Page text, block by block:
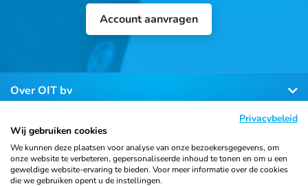
Account aanvragen
Over OIT bv
Klantenservice
Contact
Privacybeleid
Wij gebruiken cookies
We kunnen deze plaatsen voor analyse van onze bezoekersgegevens, om
onze website te verbeteren, gepersonaliseerde inhoud te tonen en om u een
geweldige website-ervaring te bieden. Voor meer informatie over de cookies
die we gebruiken opent u de instellingen.